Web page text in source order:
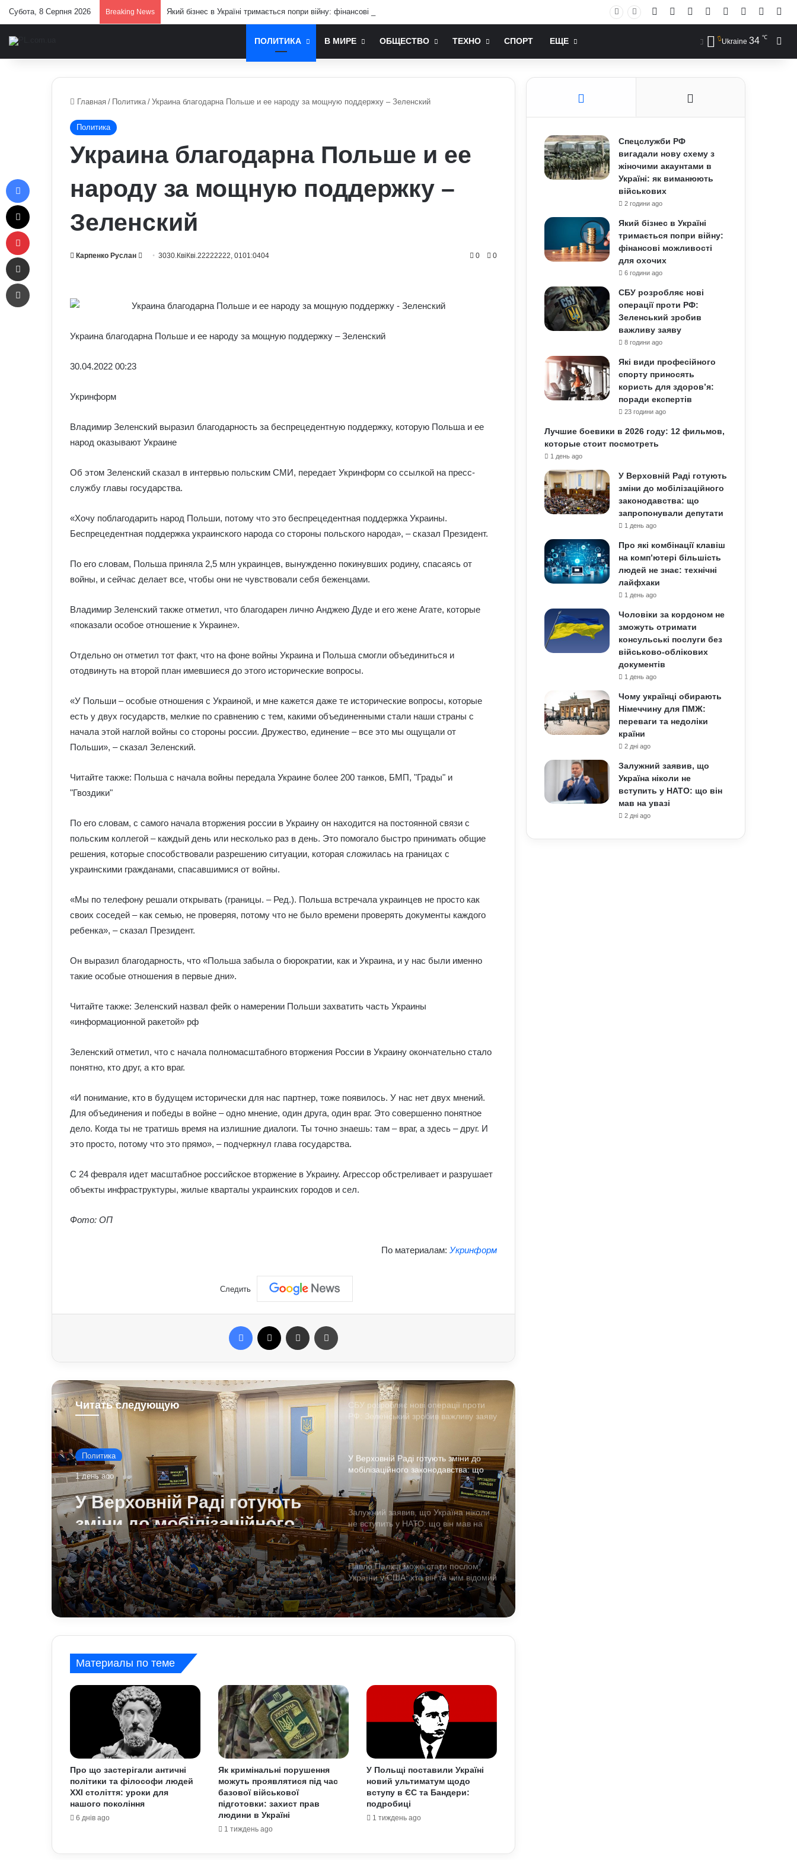
Субота, 8 Серпня 2026 Breaking News Який бізнес в Україні тримається попри війну: фінансові можливості для охочих Facebook YouTubeInstagram
RSS Log In
ПОЛИТИКА В МИРЕ ОБЩЕСТВО ТЕХНО СПОРТ ЕЩЕ Ukraine 34 ℃
Главная / Политика / Украина благодарна Польше и ее народу за мощную поддержку – Зеленский
Политика
Украина благодарна Польше и ее
народу за мощную поддержку –
Зеленский
Карпенко Руслан
Send3030.КвіКві.22222222, 0101:0404 0 0
Украина благодарна Польше и ее народу за мощную поддержку – Зеленский
30.04.2022 00:23
Укринформ
Владимир Зеленский выразил благодарность за беспрецедентную поддержку, которую Польша и ее
народ оказывают Украине
Об этом Зеленский сказал в интервью польским СМИ, передает Укринформ со ссылкой на пресс-
службу главы государства.
«Хочу поблагодарить народ Польши, потому что это беспрецедентная поддержка Украины.
Беспрецедентная поддержка украинского народа со стороны польского народа», – сказал Президент.
По его словам, Польша приняла 2,5 млн украинцев, вынужденно покинувших родину, спасаясь от
войны, и сейчас делает все, чтобы они не чувствовали себя беженцами.
Владимир Зеленский также отметил, что благодарен лично Анджею Дуде и его жене Агате, которые
«показали особое отношение к Украине».
Отдельно он отметил тот факт, что на фоне войны Украина и Польша смогли объединиться и
отодвинуть на второй план имевшиеся до этого исторические вопросы.
«У Польши – особые отношения с Украиной, и мне кажется даже те исторические вопросы, которые
есть у двух государств, мелкие по сравнению с тем, какими объединенными стали наши страны с
начала этой наглой войны со стороны россии. Дружество, единение – все это мы ощущали от
Польши», – сказал Зеленский.
Читайте также: Польша с начала войны передала Украине более 200 танков, БМП, "Грады" и
"Гвоздики"
По его словам, с самого начала вторжения россии в Украину он находится на постоянной связи с
польским коллегой – каждый день или несколько раз в день. Это помогало быстро принимать общие
решения, которые способствовали разрешению ситуации, которая сложилась на границах с
украинскими гражданами, спасавшимися от войны.
«Мы по телефону решали открывать (границы. – Ред.). Польша встречала украинцев не просто как
своих соседей – как семью, не проверяя, потому что не было времени проверять документы каждого
ребенка», – сказал Президент.
Он выразил благодарность, что «Польша забыла о бюрократии, как и Украина, и у нас были именно
такие особые отношения в первые дни».
Читайте также: Зеленский назвал фейк о намерении Польши захватить часть Украины
«информационной ракетой» рф
Зеленский отметил, что с начала полномасштабного вторжения России в Украину окончательно стало
понятно, кто друг, а кто враг.
«И понимание, кто в будущем исторически для нас партнер, тоже появилось. У нас нет двух мнений.
Для объединения и победы в войне – одно мнение, один друга, один враг. Это совершенно понятное
дело. Когда ты не тратишь время на излишние диалоги. Ты точно знаешь: там – враг, а здесь – друг. И
это просто, потому что это прямо», – подчеркнул глава государства.
С 24 февраля идет масштабное российское вторжение в Украину. Агрессор обстреливает и разрушает
объекты инфраструктуры, жилые кварталы украинских городов и сел.
Фото: ОП
По материалам: Укринформ
Следить
Facebook Отправить e-mail
Читать следующую
Политика
1 день ago
У Верховній Раді готують
зміни до мобілізаційного
законодавства: що
запропонували депутати
секретаря РНБО: стало відомо, яку
посаду він отримав
У Зеленського нова пропозиція для
Путіна щодо перемир’я: подробиці
Чому демократія у різних країнах так
бригаду біля кордону з Україною: що
СБУ розробляє нові операції проти
РФ: Зеленський зробив важливу заяву
У Верховній Раді готують зміни до
мобілізаційного законодавства: що
запропонували депутати
Залужний заявив, що Україна ніколи
не вступить у НАТО: що він мав на
увазі
Павло Паліса може стати послом
України у США: хто він та чим відомий
Умєрова звільнили з посади
Путіна щодо перемир’я: подробиці
Чому демократія у різних країнах так
відрізняється: політологи про
функціональність держави
Білорусь формує десантно-штурмову
бригаду біля кордону з Україною: що
доповів Ільюкевич
Материалы по теме
Про що застерігали античні
політики та філософи людей
XXI століття: уроки для
нашого покоління
6 днів ago
Як кримінальні порушення
можуть проявлятися під час
базової військової
підготовки: захист прав
людини в Україні
1 тиждень ago
У Польщі поставили Україні
новий ультиматум щодо
вступу в ЄС та Бандери:
подробиці
1 тиждень ago
Спецслужби РФ
вигадали нову схему з
жіночими акаунтами в
Україні: як виманюють
військових
2 години ago
Який бізнес в Україні
тримається попри війну:
фінансові можливості
для охочих
6 години ago
СБУ розробляє нові
операції проти РФ:
Зеленський зробив
важливу заяву
8 години ago
Які види професійного
спорту приносять
користь для здоров’я:
поради експертів
23 години ago
Лучшие боевики в 2026 году: 12 фильмов,
которые стоит посмотреть
1 день ago
У Верховній Раді готують
зміни до мобілізаційного
законодавства: що
запропонували депутати
1 день ago
Про які комбінації клавіш
на комп’ютері більшість
людей не знає: технічні
лайфхаки
1 день ago
Чоловіки за кордоном не
зможуть отримати
консульські послуги без
військово-облікових
документів
1 день ago
Чому українці обирають
Німеччину для ПМЖ:
переваги та недоліки
країни
2 дні ago
Залужний заявив, що
Україна ніколи не
вступить у НАТО: що він
мав на увазі
2 дні ago